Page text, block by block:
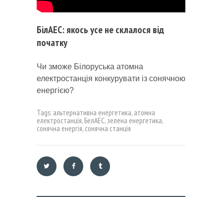
БілАЕС: якось усе не склалося від
початку
Чи зможе Білоруська атомна
електростанція конкурувати із сонячною
енергією?
Tags: альтернативна енергетика, атомна
електростанція, БелАЕС, зелена енергетика,
сонячна енергія, сонячна станція